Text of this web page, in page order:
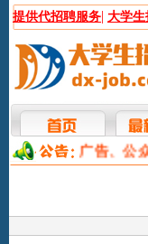
提供代招聘服务| 大学
网提供网站广告、公